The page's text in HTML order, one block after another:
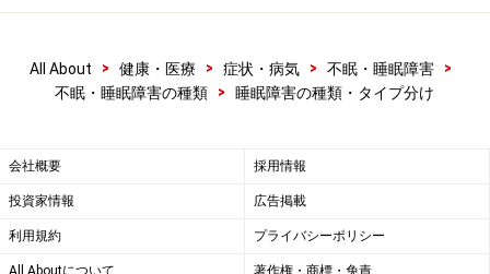
All About > 健康・医療 > 症状・病気 > 不眠・睡眠障害
>
不眠・睡眠障害の種類
> 睡眠障害の種類・タイプ分け
会社概要 採用情報
投資家情報 広告掲載
利用規約 プライバシーポリシー